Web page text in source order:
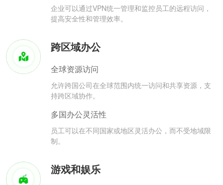
企业可以通过VPN统一管理和监控员工的远程访问，
提高安全性和管理效率。
跨区域办公
全球资源访问
允许跨国公司在全球范围内统一访问和共享资源，支
持跨区域协作。
多国办公灵活性
员工可以在不同国家或地区灵活办公，而不受地域限
制。
游戏和娱乐